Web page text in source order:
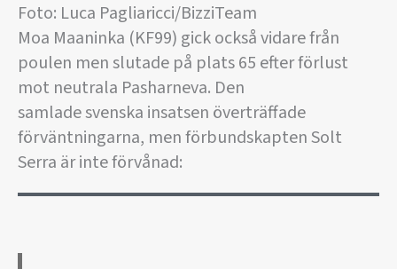
Foto: Luca Pagliaricci/BizziTeam
Moa Maaninka (KF99) gick också vidare från
poulen men slutade på plats 65 efter förlust
mot neutrala Pasharneva. Den
samlade svenska insatsen överträffade
förväntningarna, men förbundskapten Solt
Serra är inte förvånad: